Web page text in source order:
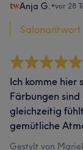
Anja G. •vor 28
Salonantwort
Ich komme hier
Färbungen
gleichzeitig
gemütliche
Gestylt von